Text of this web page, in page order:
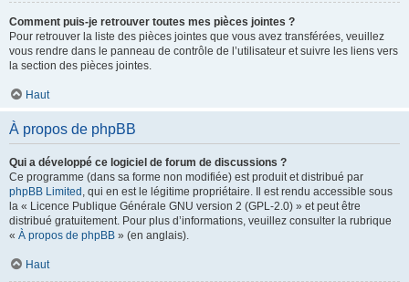
Comment puis-je retrouver toutes mes pièces jointes ?
Pour retrouver la liste des pièces jointes que vous avez transférées, veuillez
vous rendre dans le panneau de contrôle de l’utilisateur et suivre les liens vers
la section des pièces jointes.
Haut
À propos de phpBB
Qui a développé ce logiciel de forum de discussions ?
Ce programme (dans sa forme non modifiée) est produit et distribué par
phpBB Limited , qui en est le légitime propriétaire. Il est rendu accessible sous
la « Licence Publique Générale GNU version 2 (GPL-2.0) » et peut être
distribué gratuitement. Pour plus d’informations, veuillez consulter la rubrique
« À propos de phpBB » (en anglais).
Haut